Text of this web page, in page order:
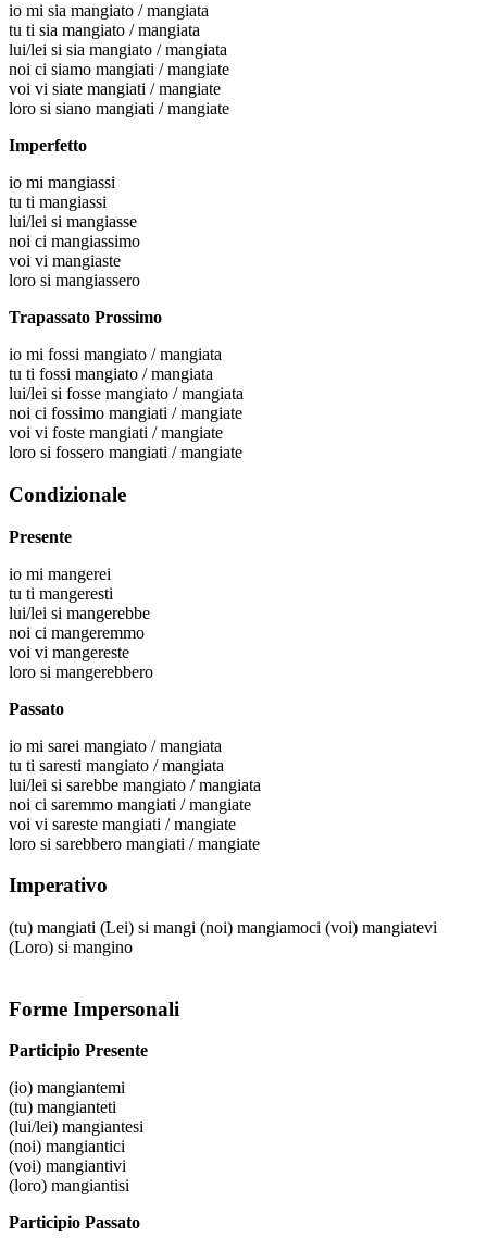
io mi sia mangiato / mangiata
tu ti sia mangiato / mangiata
lui/lei si sia mangiato / mangiata
noi ci siamo mangiati / mangiate
voi vi siate mangiati / mangiate
loro si siano mangiati / mangiate
Imperfetto
io mi mangiassi
tu ti mangiassi
lui/lei si mangiasse
noi ci mangiassimo
voi vi mangiaste
loro si mangiassero
Trapassato Prossimo
io mi fossi mangiato / mangiata
tu ti fossi mangiato / mangiata
lui/lei si fosse mangiato / mangiata
noi ci fossimo mangiati / mangiate
voi vi foste mangiati / mangiate
loro si fossero mangiati / mangiate
Condizionale
Presente
io mi mangerei
tu ti mangeresti
lui/lei si mangerebbe
noi ci mangeremmo
voi vi mangereste
loro si mangerebbero
Passato
io mi sarei mangiato / mangiata
tu ti saresti mangiato / mangiata
lui/lei si sarebbe mangiato / mangiata
noi ci saremmo mangiati / mangiate
voi vi sareste mangiati / mangiate
loro si sarebbero mangiati / mangiate
Imperativo
(tu) mangiati (Lei) si mangi (noi) mangiamoci (voi) mangiatevi
(Loro) si mangino
Forme Impersonali
Participio Presente
(io) mangiantemi
(tu) mangianteti
(lui/lei) mangiantesi
(noi) mangiantici
(voi) mangiantivi
(loro) mangiantisi
Participio Passato